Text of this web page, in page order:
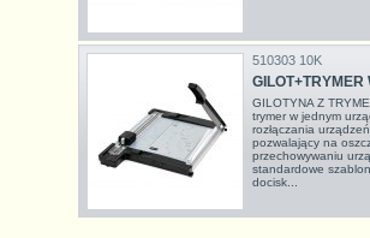
510303 10K
GILOTYNA Z
trymer w jednym
rozłączania
pozwalający na
przechowywaniu
standardowe
docisk...